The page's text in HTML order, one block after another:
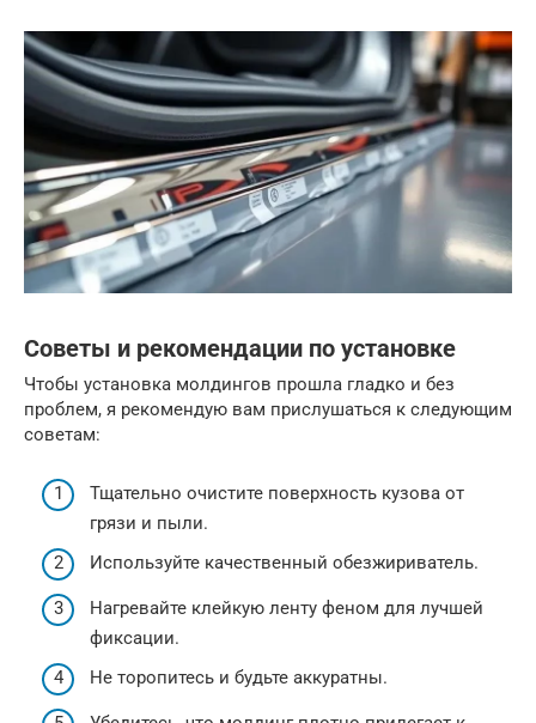
Советы и рекомендации по установке
Чтобы установка молдингов прошла гладко и без
проблем, я рекомендую вам прислушаться к следующим
советам:
Тщательно очистите поверхность кузова от
грязи и пыли.
Используйте качественный обезжириватель.
Нагревайте клейкую ленту феном для лучшей
фиксации.
Не торопитесь и будьте аккуратны.